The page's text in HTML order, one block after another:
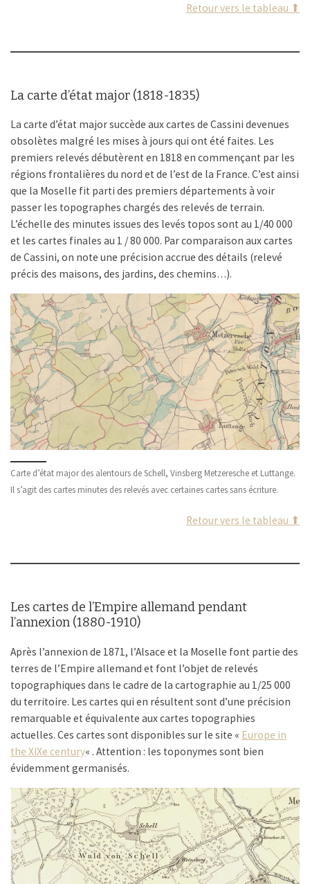
Retour vers le tableau ⬆
La carte d’état major (1818-1835)
La carte d’état major succède aux cartes de Cassini devenues
obsolètes malgré les mises à jours qui ont été faites. Les
premiers relevés débutèrent en 1818 en commençant par les
régions frontalières du nord et de l’est de la France. C’est ainsi
que la Moselle fit parti des premiers départements à voir
passer les topographes chargés des relevés de terrain.
L’échelle des minutes issues des levés topos sont au 1/40 000
et les cartes finales au 1 / 80 000. Par comparaison aux cartes
de Cassini, on note une précision accrue des détails (relevé
précis des maisons, des jardins, des chemins…).
Carte d’état major des alentours de Schell, Vinsberg Metzeresche et Luttange.
Il s’agit des cartes minutes des relevés avec certaines cartes sans écriture.
Retour vers le tableau ⬆
Les cartes de l’Empire allemand pendant
l’annexion (1880-1910)
Après l’annexion de 1871, l’Alsace et la Moselle font partie des
terres de l’Empire allemand et font l’objet de relevés
topographiques dans le cadre de la cartographie au 1/25 000
du territoire. Les cartes qui en résultent sont d’une précision
remarquable et équivalente aux cartes topographies
actuelles. Ces cartes sont disponibles sur le site « Europe in
the XIXe century« . Attention : les toponymes sont bien
évidemment germanisés.